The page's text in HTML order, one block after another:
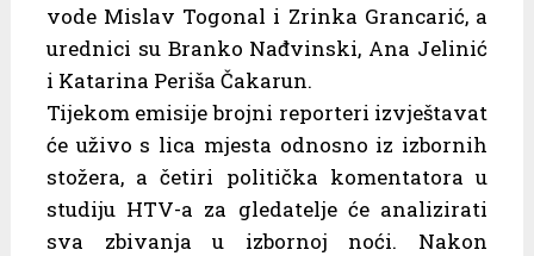
vode Mislav Togonal i Zrinka Grancarić, a
urednici su Branko Nađvinski, Ana Jelinić
i Katarina Periša Čakarun.
Tijekom emisije brojni reporteri izvještavat
će uživo s lica mjesta odnosno iz izbornih
stožera, a četiri politička komentatora u
studiju HTV-a za gledatelje će analizirati
sva zbivanja u izbornoj noći. Nakon